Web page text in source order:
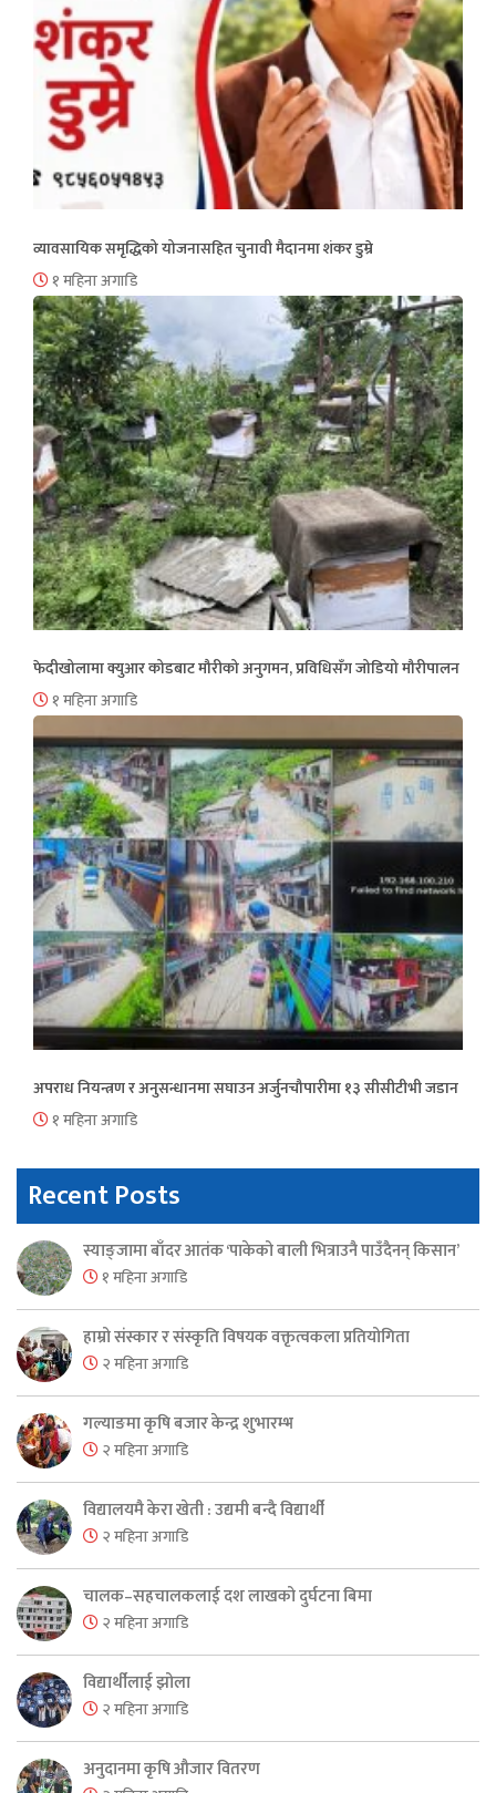
व्यावसायिक समृद्धिको योजनासहित चुनावी मैदानमा शंकर डुम्रे
१ महिना अगाडि
फेदीखोलामा क्युआर कोडबाट मौरीको अनुगमन, प्रविधिसँग जोडियो मौरीपालन
१ महिना अगाडि
अपराध नियन्त्रण र अनुसन्धानमा सघाउन अर्जुनचौपारीमा १३ सीसीटीभी जडान
१ महिना अगाडि
Recent Posts
स्याङ्जामा बाँदर आतंक ‘पाकेको बाली भित्राउनै पाउँदैनन् किसान’
१ महिना अगाडि
हाम्रो संस्कार र संस्कृति विषयक वक्तृत्वकला प्रतियोगिता
२ महिना अगाडि
गल्याङमा कृषि बजार केन्द्र शुभारम्भ
२ महिना अगाडि
विद्यालयमै केरा खेती : उद्यमी बन्दै विद्यार्थी
२ महिना अगाडि
चालक–सहचालकलाई दश लाखको दुर्घटना बिमा
२ महिना अगाडि
विद्यार्थीलाई झोला
२ महिना अगाडि
अनुदानमा कृषि औजार वितरण